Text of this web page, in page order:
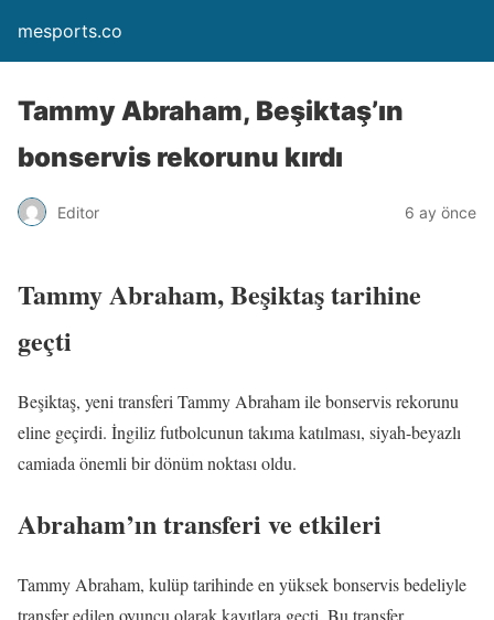
mesports.co
Tammy Abraham, Beşiktaş’ın
bonservis rekorunu kırdı
Editor 6 ay önce
Tammy Abraham, Beşiktaş tarihine
geçti
Beşiktaş, yeni transferi Tammy Abraham ile bonservis rekorunu
eline geçirdi. İngiliz futbolcunun takıma katılması, siyah-beyazlı
camiada önemli bir dönüm noktası oldu.
Abraham’ın transferi ve etkileri
Tammy Abraham, kulüp tarihinde en yüksek bonservis bedeliyle
transfer edilen oyuncu olarak kayıtlara geçti. Bu transfer,